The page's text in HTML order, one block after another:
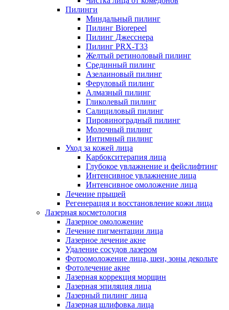
Пилинги
Миндальный пилинг
Пилинг Biorepeel
Пилинг Джесснера
Пилинг PRX-T33
Желтый ретиноловый пилинг
Срединный пилинг
Азелаиновый пилинг
Феруловый пилинг
Алмазный пилинг
Гликолевый пилинг
Салициловый пилинг
Пировиноградный пилинг
Молочный пилинг
Интимный пилинг
Уход за кожей лица
Карбокситерапия лица
Глубокое увлажнение и фейслифтинг
Интенсивное увлажнение лица
Интенсивное омоложение лица
Лечение прыщей
Регенерация и восстановление кожи лица
Лазерная косметология
Лазерное омоложение
Лечение пигментации лица
Лазерное лечение акне
Удаление сосудов лазером
Фотоомоложение лица, шеи, зоны декольте
Фотолечение акне
Лазерная коррекция морщин
Лазерная эпиляция лица
Лазерный пилинг лица
Лазерная шлифовка лица